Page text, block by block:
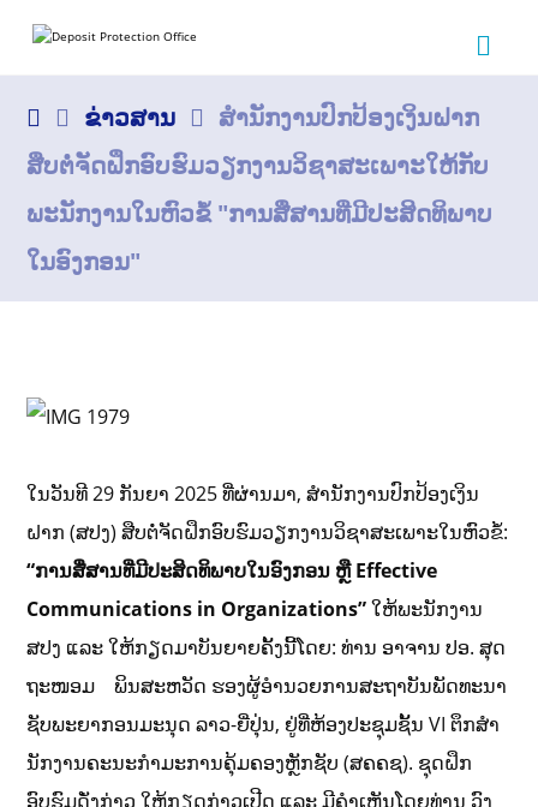
ຂ່າວສານ
ສຳນັກງານປົກປ້ອງເງິນຝາກ
ສືບຕໍ່ຈັດຝຶກອົບຮົມວຽກງານວິຊາສະເພາະໃຫ້ກັບ
ພະນັກງານໃນຫົວຂໍ້ "ການສື່ສານທີ່ມີປະສິດທິພາບ
ໃນອົງກອນ"
ໃນວັນທີ 29 ກັນຍາ 2025 ທີ່ຜ່ານມາ, ສໍານັກງານປົກປ້ອງເງິນ
ຝາກ (ສປງ) ສືບຕໍ່ຈັດຝຶກອົບຮົມວຽກງານວິຊາສະເພາະໃນຫົວຂໍ້:
“ການສື່ສານທີ່ມີປະສິດທິພາບໃນອົງກອນ ຫຼືEffective
Communications in Organizations”ໃຫ້ພະນັກງານ
ສປງ ແລະ ໃຫ້ກຽດມາບັນຍາຍຄັ້ງນີ້ໂດຍ: ທ່ານ ອາຈານ ປອ. ສຸດ
ຖະໜອມ ພິນສະຫວັດ ຮອງຜູ້ອໍານວຍການສະຖາບັນພັດທະນາ
ຊັບພະຍາກອນມະນຸດ ລາວ-ຍີ່ປຸ່ນ, ຢູ່ທີ່ຫ້ອງປະຊຸມຊັ້ນ VI ຕຶກສໍາ
ນັກງານຄະນະກໍາມະການຄຸ້ມຄອງຫຼັກຊັບ (ສຄຄຊ). ຊຸດຝຶກ
ອົບຮົມດັ່ງກ່າວ ໃຫ້ກຽດກ່າວເປີດ ແລະ ມີຄໍາເຫັນໂດຍທ່ານ ວົງ